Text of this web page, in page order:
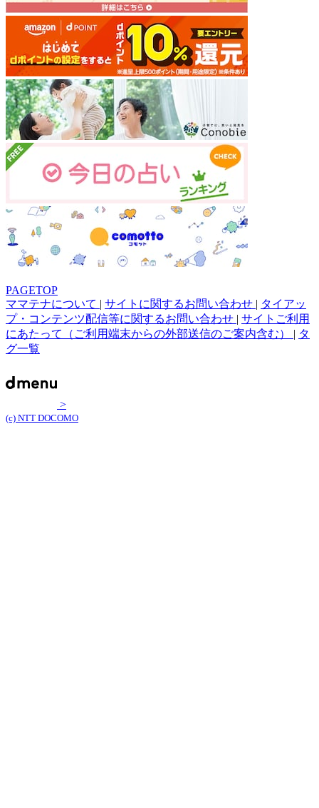
PAGETOP
ママテナについて | サイトに関するお問い合わせ | タイアッ
プ・コンテンツ配信等に関するお問い合わせ | サイトご利用
にあたって（ご利用端末からの外部送信のご案内含む） | タ
グ一覧
>
(c) NTT DOCOMO